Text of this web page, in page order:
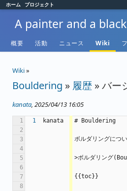
ホーム プロジェクト
A painter and a
概要 活動 ニュース Wiki
Wiki»
Bouldering » 履歴 » バー
kanata, 2025/04/13 16:05
1 1 kanata
# Bouldering
2
3
ボルダリングにつ
4
5
>ボルダリング
6
7
{{toc}}
8